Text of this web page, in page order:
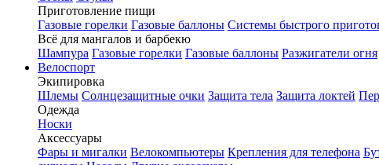
Приготовление пищи
Газовые горелки Газовые баллоны Системы быстрого
Всё для мангалов и барбекю
Шампура Газовые горелки Газовые баллоны Разжигатели огня
Велоспорт
Экипировка
Шлемы Солнцезащитные очки Защита тела Защита локтей
Одежда
Носки
Аксессуары
Фары и мигалки Велокомпьютеры Крепления для телефона